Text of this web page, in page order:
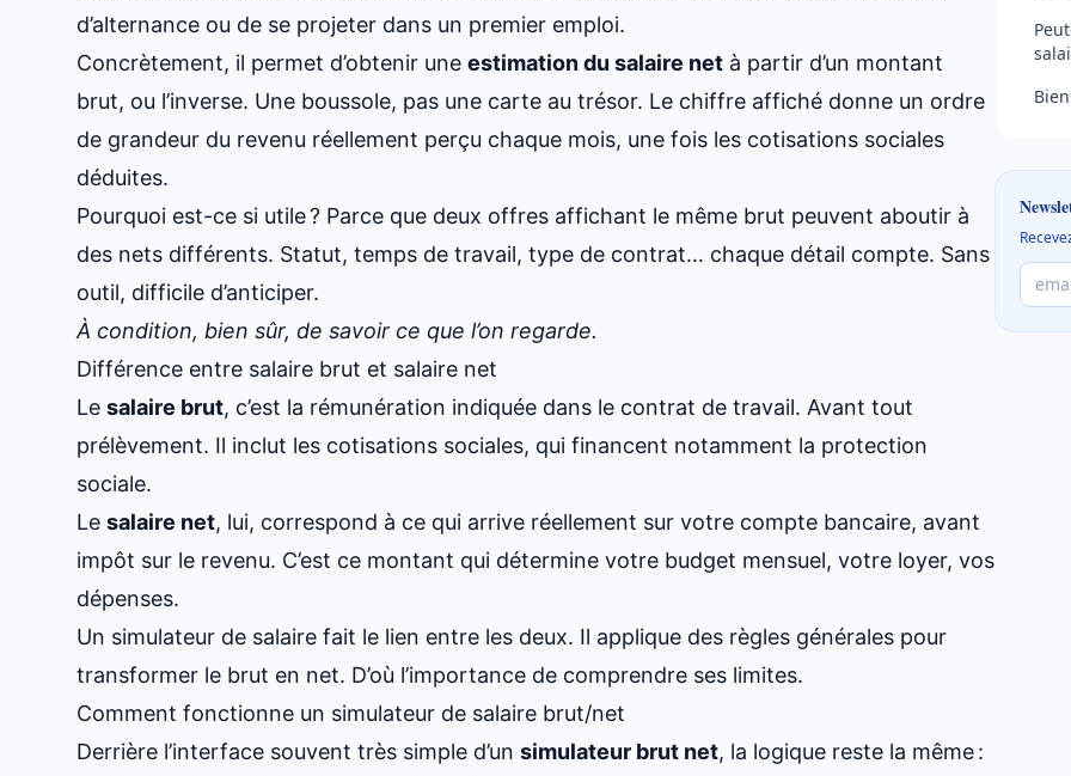
d’alternance ou de se projeter dans un premier emploi.
Concrètement, il permet d’obtenir une estimation du salaire net à partir d’un montant
brut, ou l’inverse. Une boussole, pas une carte au trésor. Le chiffre affiché donne un ordre
de grandeur du revenu réellement perçu chaque mois, une fois les cotisations sociales
déduites.
Pourquoi est-ce si utile ? Parce que deux offres affichant le même brut peuvent aboutir à
des nets différents. Statut, temps de travail, type de contrat… chaque détail compte. Sans
outil, difficile d’anticiper.
À condition, bien sûr, de savoir ce que l’on regarde.
Différence entre salaire brut et salaire net
Le salaire brut, c’est la rémunération indiquée dans le contrat de travail. Avant tout
prélèvement. Il inclut les cotisations sociales, qui financent notamment la protection
sociale.
Le salaire net, lui, correspond à ce qui arrive réellement sur votre compte bancaire, avant
impôt sur le revenu. C’est ce montant qui détermine votre budget mensuel, votre loyer, vos
dépenses.
Un simulateur de salaire fait le lien entre les deux. Il applique des règles générales pour
transformer le brut en net. D’où l’importance de comprendre ses limites.
Comment fonctionne un simulateur de salaire brut/net
Derrière l’interface souvent très simple d’un simulateur brut net, la logique reste la même :